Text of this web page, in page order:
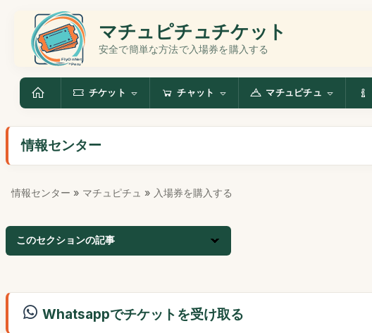
マチュピチュチケット
安全で簡単な方法で入場券を購入する
チケット チャット マチュピチュ
情報センター
情報センター » マチュピチュ » 入場券を購入する
このセクションの記事
Whatsappでチケットを受け取る